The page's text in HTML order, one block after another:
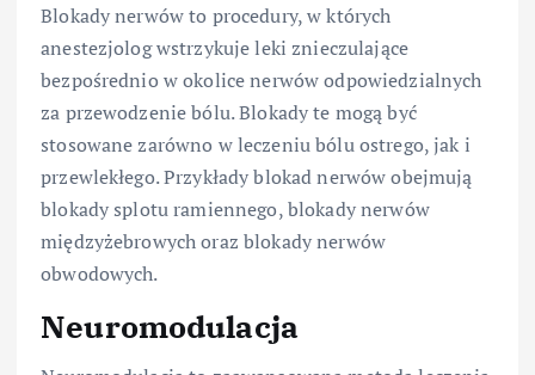
Blokady nerwów to procedury, w których
anestezjolog wstrzykuje leki znieczulające
bezpośrednio w okolice nerwów odpowiedzialnych
za przewodzenie bólu. Blokady te mogą być
stosowane zarówno w leczeniu bólu ostrego, jak i
przewlekłego. Przykłady blokad nerwów obejmują
blokady splotu ramiennego, blokady nerwów
międzyżebrowych oraz blokady nerwów
obwodowych.
Neuromodulacja